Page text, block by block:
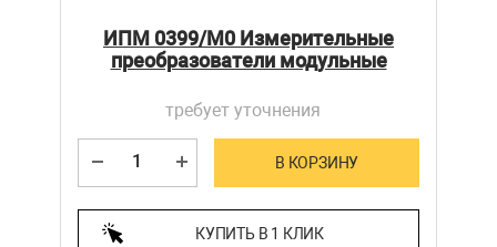
ИПМ 0399/М0 Измерительные
преобразователи модульные
требует уточнения
В КОРЗИНУ
КУПИТЬ В 1 КЛИК